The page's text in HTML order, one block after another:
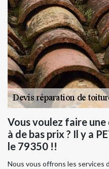
Vous voulez faire
à de bas prix ? Il y a
le 79350 !!
Nous vous offrons les services